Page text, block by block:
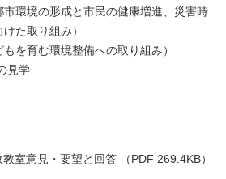
環境の形成と市民の健康増進、災害時
た取り組み）
を育む環境整備への取り組み）
見学
室意見・要望と回答 （PDF 269.4KB）